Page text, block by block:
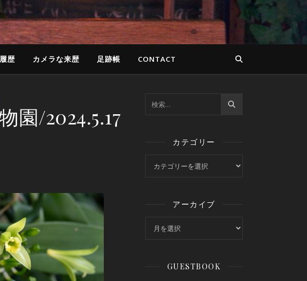
歴 カメラな来歴 足跡帳 CONTACT
園/2024.5.17
カテゴリー
アーカイブ
GUESTBOOK